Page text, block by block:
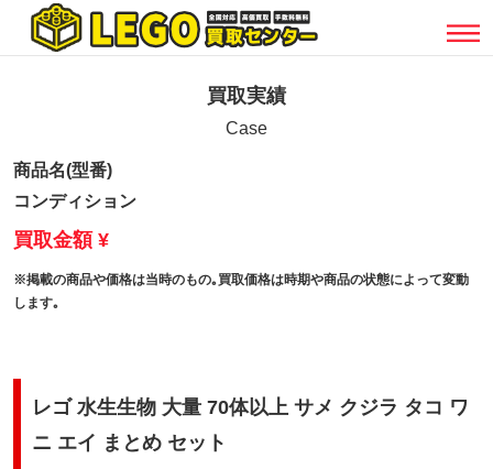
買取実績
Case
商品名(型番)
コンディション
買取金額 ¥
※掲載の商品や価格は当時のもの｡買取価格は時期や商品の状態によって変動
します｡
レゴ 水生生物 大量 70体以上 サメ クジラ タコ ワ
ニ エイ まとめ セット